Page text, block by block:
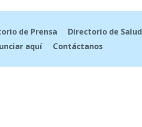
de Prensa Directorio de Salud
aquí Contáctanos